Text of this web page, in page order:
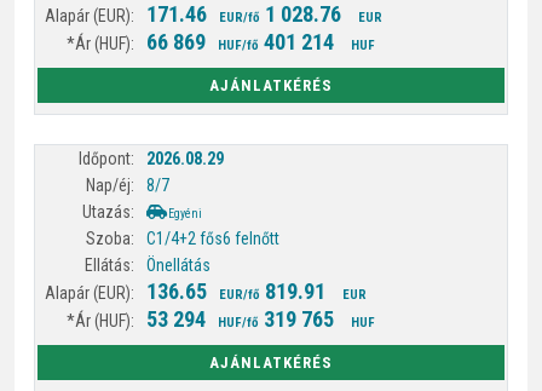
171.46 EUR/fő 1 028.76 EUR
66 869 HUF/fő 401 214 HUF
AJÁNLATKÉRÉS
2026.08.29
8/7
Egyéni
C1/4+2 fős6 felnőtt
Önellátás
136.65 EUR/fő 819.91 EUR
53 294 HUF/fő 319 765 HUF
AJÁNLATKÉRÉS